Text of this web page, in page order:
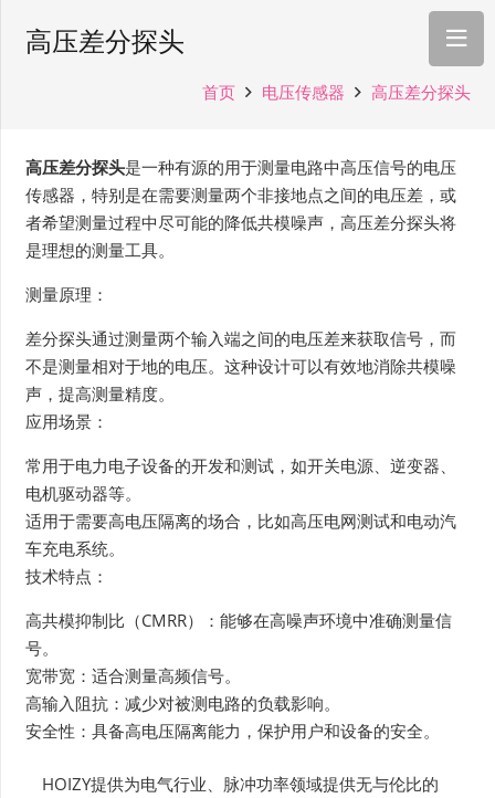
高压差分探头
首页 电压传感器 高压差分探头
高压差分探头是一种有源的用于测量电路中高压信号的电压
传感器，特别是在需要测量两个非接地点之间的电压差，或
者希望测量过程中尽可能的降低共模噪声，高压差分探头将
是理想的测量工具。
测量原理：
差分探头通过测量两个输入端之间的电压差来获取信号，而
不是测量相对于地的电压。这种设计可以有效地消除共模噪
声，提高测量精度。
应用场景：
常用于电力电子设备的开发和测试，如开关电源、逆变器、
电机驱动器等。
适用于需要高电压隔离的场合，比如高压电网测试和电动汽
车充电系统。
技术特点：
高共模抑制比（CMRR）：能够在高噪声环境中准确测量信
号。
宽带宽：适合测量高频信号。
高输入阻抗：减少对被测电路的负载影响。
安全性：具备高电压隔离能力，保护用户和设备的安全。
HOIZY提供为电气行业、脉冲功率领域提供无与伦比的